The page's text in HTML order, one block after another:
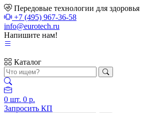
Передовые технологии для здоровья
+7 (495) 967-36-58
info@eurotech.ru
Напишите нам!
Каталог
0 шт. 0 р.
Запросить КП